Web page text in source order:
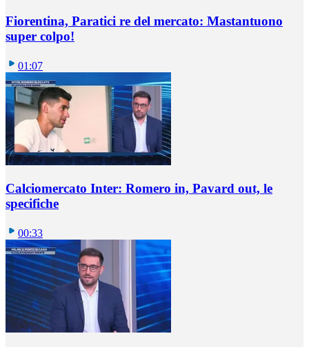
Fiorentina, Paratici re del mercato: Mastantuono
super colpo!
01:07
Calciomercato Inter: Romero in, Pavard out, le
specifiche
00:33